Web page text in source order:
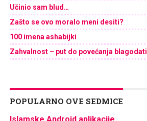
Učinio sam blud…
Zašto se ovo moralo meni desiti?
100 imena ashabijki
Zahvalnost – put do povećanja blagodati
POPULARNO OVE SEDMICE